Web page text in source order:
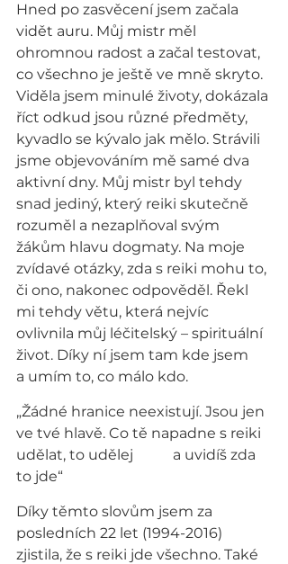
Hned po zasvěcení jsem začala
vidět auru. Můj mistr měl
ohromnou radost a začal testovat,
co všechno je ještě ve mně skryto.
Viděla jsem minulé životy, dokázala
říct odkud jsou různé předměty,
kyvadlo se kývalo jak mělo. Strávili
jsme objevováním mě samé dva
aktivní dny. Můj mistr byl tehdy
snad jediný, který reiki skutečně
rozuměl a nezaplňoval svým
žákům hlavu dogmaty. Na moje
zvídavé otázky, zda s reiki mohu to,
či ono, nakonec odpověděl. Řekl
mi tehdy větu, která nejvíc
ovlivnila můj léčitelský – spirituální
život. Díky ní jsem tam kde jsem
a umím to, co málo kdo.
„Žádné hranice neexistují. Jsou jen
ve tvé hlavě. Co tě napadne s reiki
udělat, to udělej           a uvidíš zda
to jde“
Díky těmto slovům jsem za
posledních 22 let (1994-2016)
zjistila, že s reiki jde všechno. Také